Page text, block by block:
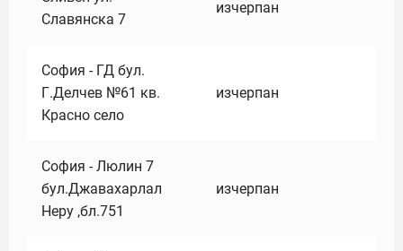
Славянска 7
изчерпан
София - ГД бул.
Г.Делчев №61 кв.
Красно село
изчерпан
София - Люлин 7
бул.Джавахарлал
Неру ,бл.751
изчерпан